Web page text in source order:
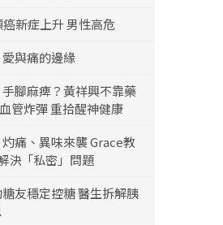
新症上升 男性高危
愛與痛的邊緣
腳麻痺？黃祥興不靠藥
管炸彈 重拾醒神健康
痛、異味來襲 Grace教
決「私密」問題
友穩定控糖 醫生拆解胰